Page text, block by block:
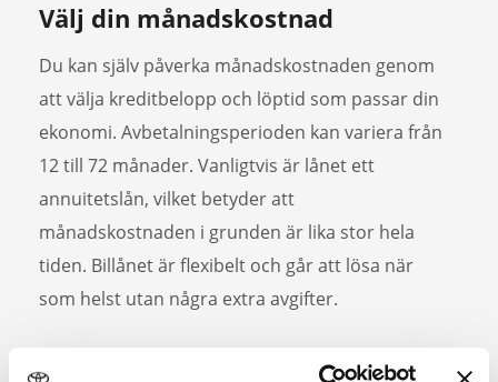
Välj din månadskostnad
Du kan själv påverka månadskostnaden genom
att välja kreditbelopp och löptid som passar din
ekonomi. Avbetalningsperioden kan variera från
12 till 72 månader. Vanligtvis är lånet ett
annuitetslån, vilket betyder att
månadskostnaden i grunden är lika stor hela
tiden. Billånet är flexibelt och går att lösa när
som helst utan några extra avgifter.